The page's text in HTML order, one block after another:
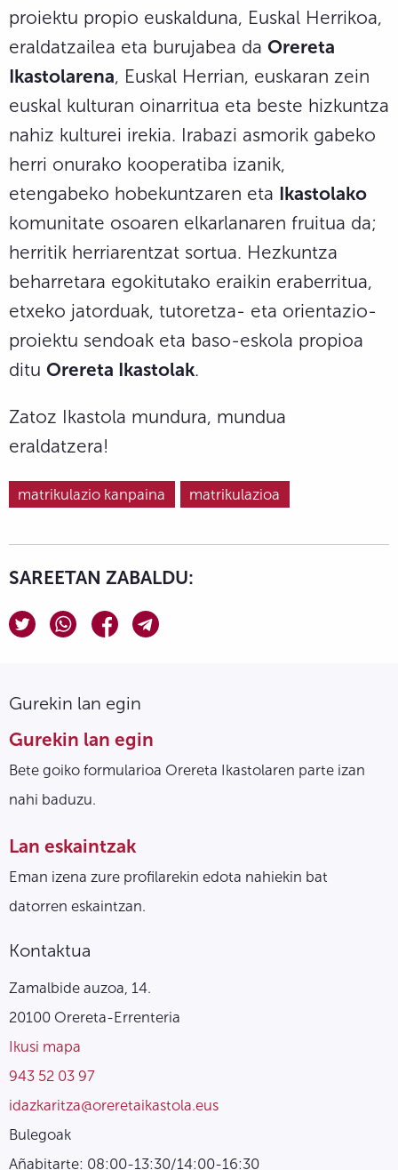
proiektu propio euskalduna, Euskal Herrikoa,
eraldatzailea eta burujabea da Orereta
Ikastolarena, Euskal Herrian, euskaran zein
euskal kulturan oinarritua eta beste hizkuntza
nahiz kulturei irekia. Irabazi asmorik gabeko
herri onurako kooperatiba izanik,
etengabeko hobekuntzaren eta Ikastolako
komunitate osoaren elkarlanaren fruitua da;
herritik herriarentzat sortua. Hezkuntza
beharretara egokitutako eraikin eraberritua,
etxeko jatorduak, tutoretza- eta orientazio-
proiektu sendoak eta baso-eskola propioa
ditu Orereta Ikastolak.
Zatoz Ikastola mundura, mundua
eraldatzera!
matrikulazio kanpaina matrikulazioa
SAREETAN ZABALDU:
Gurekin lan egin
Gurekin lan egin
Bete goiko formularioa Orereta Ikastolaren parte izan
nahi baduzu.
Lan eskaintzak
Eman izena zure profilarekin edota nahiekin bat
datorren eskaintzan.
Kontaktua
Zamalbide auzoa, 14.
20100 Orereta-Errenteria
Ikusi mapa
943 52 03 97
idazkaritza@oreretaikastola.eus
Bulegoak
Añabitarte: 08:00-13:30/14:00-16:30